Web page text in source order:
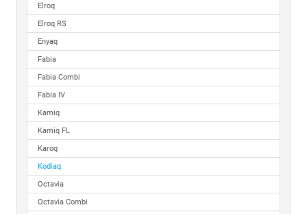
Elroq
Elroq RS
Enyaq
Fabia
Fabia Combi
Fabia IV
Kamiq
Kamiq FL
Karoq
Kodiaq
Octavia
Octavia Combi